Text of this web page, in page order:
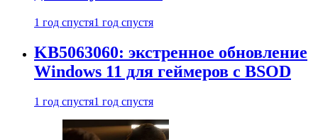
1 год спустя1 год спустя
KB5063060: экстренное обновление
Windows 11 для геймеров с BSOD
1 год спустя1 год спустя